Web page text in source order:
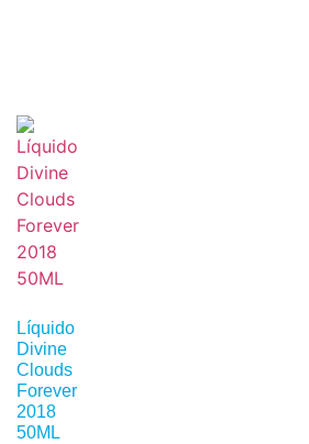
Líquido
Divine
Clouds
Forever
2018
50ML